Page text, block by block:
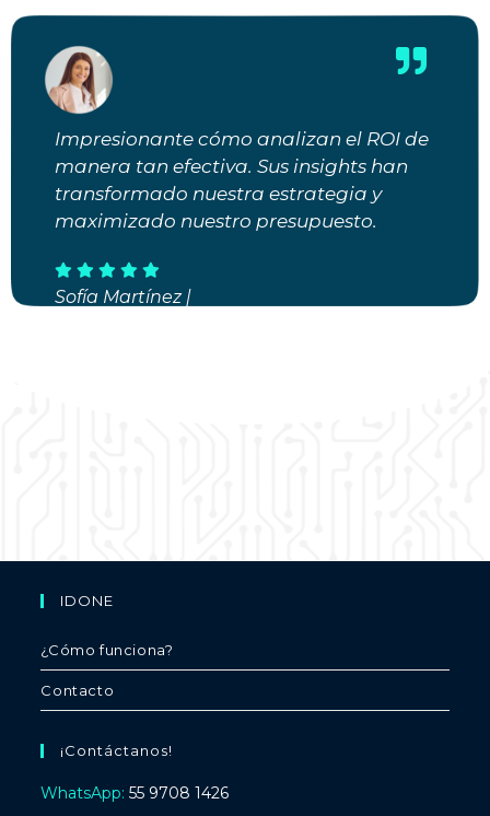
Impresionante cómo analizan el ROI de
manera tan efectiva. Sus insights han
transformado nuestra estrategia y
maximizado nuestro presupuesto.
Sofía Martínez |
IDONE
¿Cómo funciona?
Contacto
¡Contáctanos!
WhatsApp:55 9708 1426